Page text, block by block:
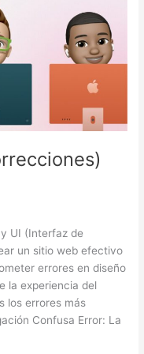
UI (Interfaz de
un sitio web efectivo
errores en diseño
la experiencia del
los errores más
Confusa Error: La